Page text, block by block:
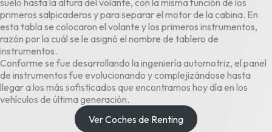
suelo hasta la altura del volante, con la misma función de los
primeros salpicaderos y para separar el motor de la cabina. En
esta tabla se colocaron el volante y los primeros instrumentos,
razón por la cuál se le asignó el nombre de tablero de
instrumentos.
Conforme se fue desarrollando la ingeniería automotriz, el panel
de instrumentos fue evolucionando y complejizándose hasta
llegar a los más sofisticados que encontramos hoy día en los
vehículos de última generación.
Ver Coches de Renting